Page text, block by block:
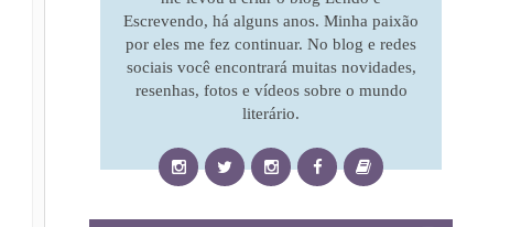
Escrevendo, há alguns anos. Minha paixão
por eles me fez continuar. No blog e redes
sociais você encontrará muitas novidades,
resenhas, fotos e vídeos sobre o mundo
literário.